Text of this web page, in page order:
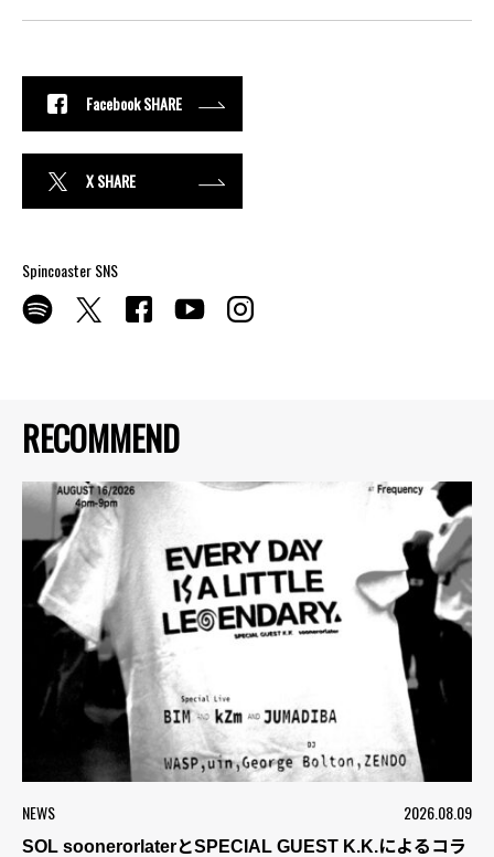
RECOMMEND
NEWS 2026.08.09
SOL soonerorlaterとSPECIAL GUEST K.K.によるコラ
Facebook SHARE
X SHARE
Spincoaster SNS